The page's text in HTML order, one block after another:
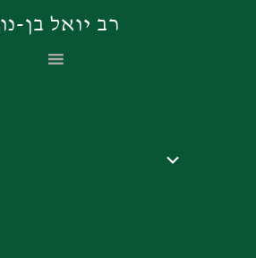
רב יואל בן-נון